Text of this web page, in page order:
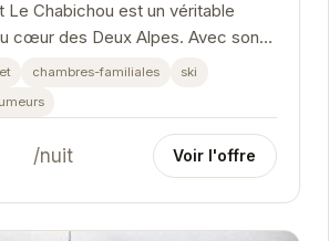
Le Chabichou est un véritable
cœur des Deux Alpes. Avec son
il offre un accès direct...
chambres-familiales
ski
/nuit Voir l'offre